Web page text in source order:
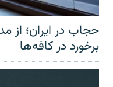
حجاب در ایران؛ از
برخورد در کافه‌ها